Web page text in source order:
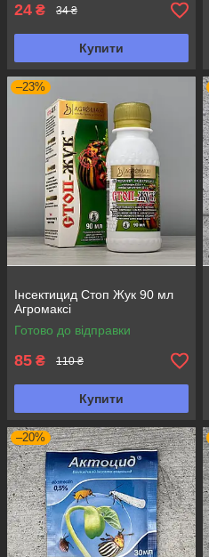
24 ₴ 34 ₴
Купити
–23%
Інсектицид Стоп Жук 90 мл
Агромаксі
Готово до відправки
85 ₴ 110 ₴
Купити
–20%